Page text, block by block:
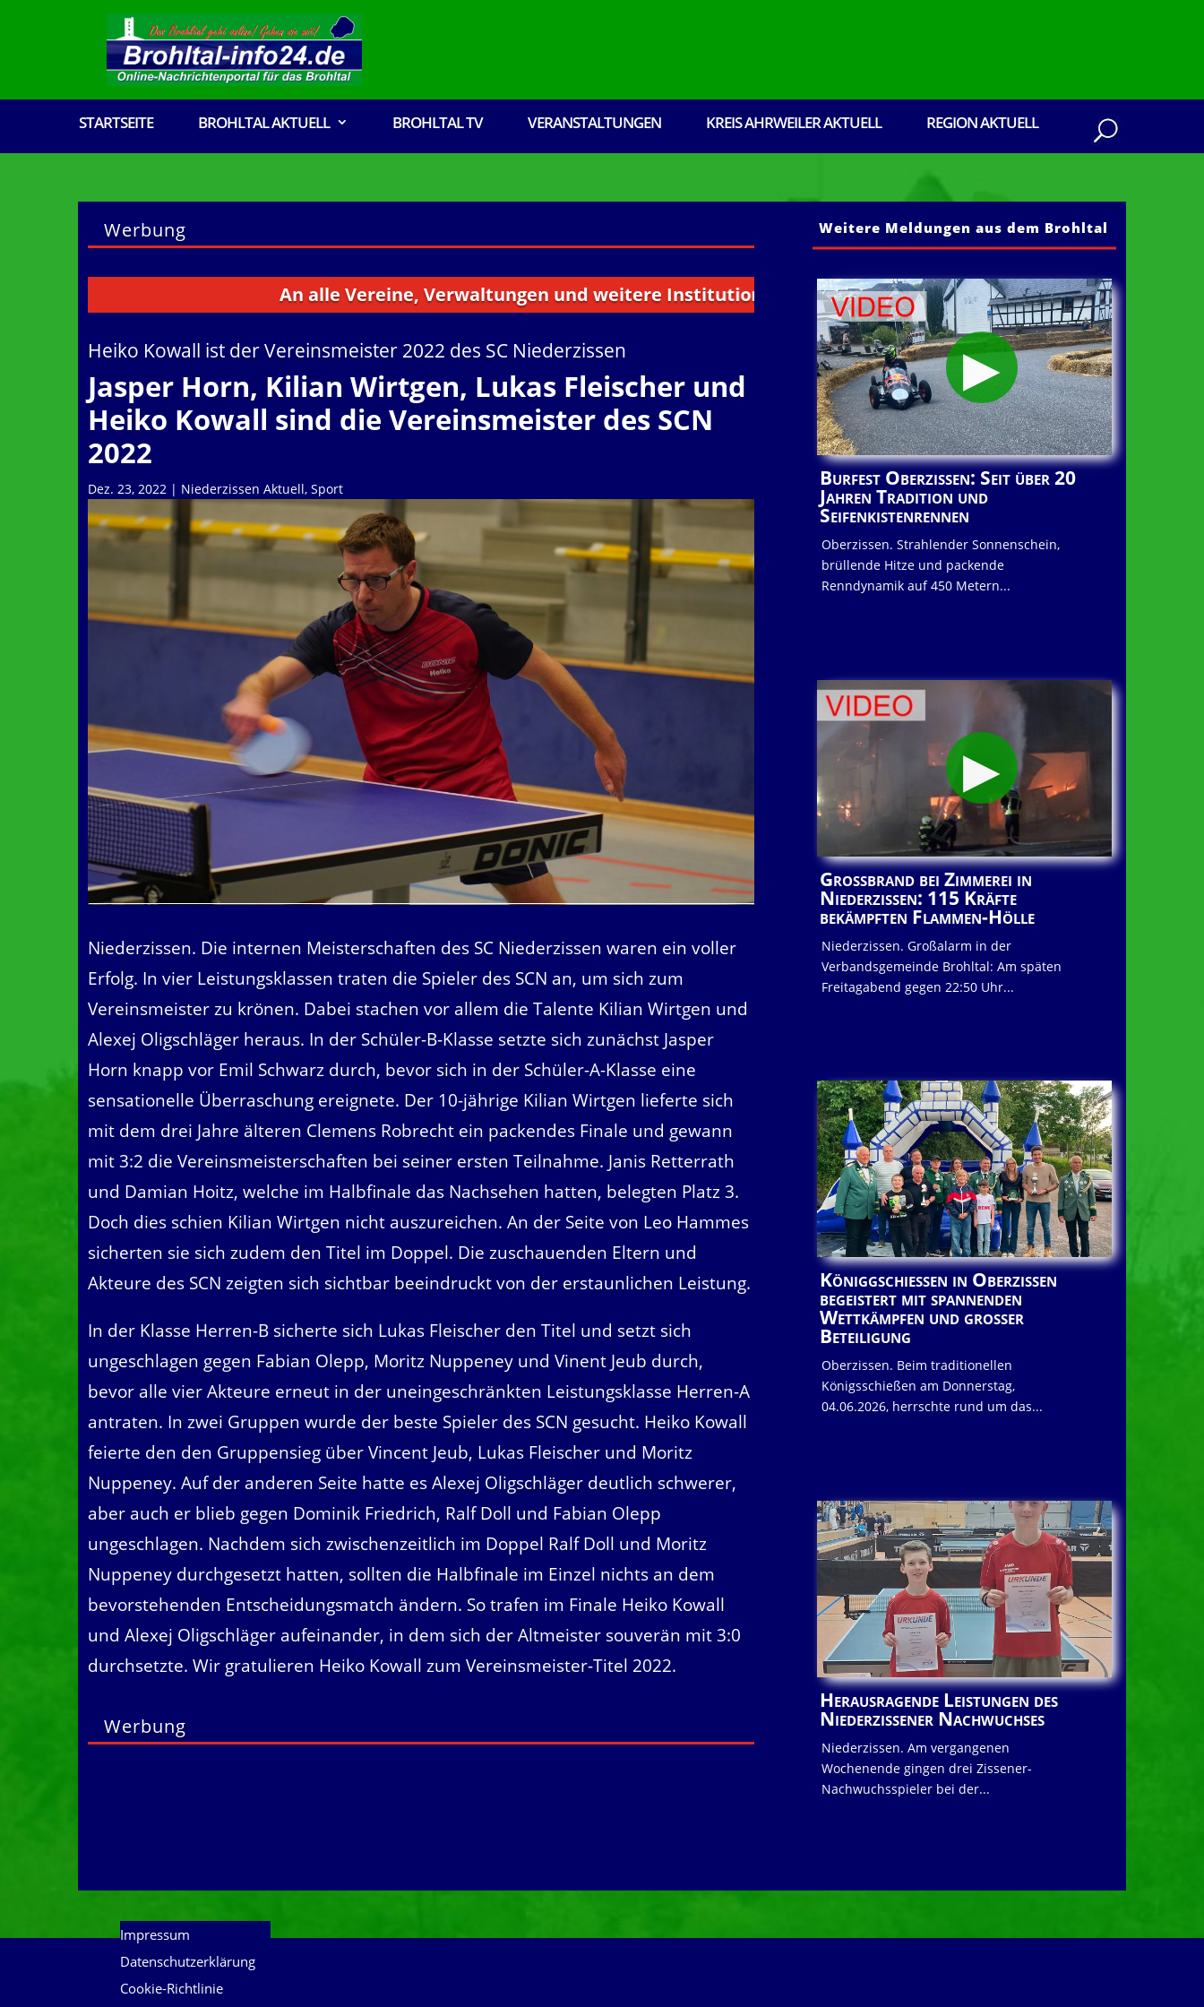
STARTSEITE BROHLTAL AKTUELL BROHLTAL TV VERANSTALTUNGEN KREIS AHRWEILER AKTUELL REGION AKTUELL
Werbung
An alle Vereine, Verwaltungen und weitere Institutionen aus dem Brohltal: Senden Sie ihre Presseberichte,
Heiko Kowall ist der Vereinsmeister 2022 des SC Niederzissen
Jasper Horn, Kilian Wirtgen, Lukas Fleischer und
Heiko Kowall sind die Vereinsmeister des SCN
2022
Dez. 23, 2022 | Niederzissen Aktuell,Sport
Niederzissen. Die internen Meisterschaften des SC Niederzissen waren ein voller
Erfolg. In vier Leistungsklassen traten die Spieler des SCN an, um sich zum
Vereinsmeister zu krönen. Dabei stachen vor allem die Talente Kilian Wirtgen und
Alexej Oligschläger heraus. In der Schüler-B-Klasse setzte sich zunächst Jasper
Horn knapp vor Emil Schwarz durch, bevor sich in der Schüler-A-Klasse eine
sensationelle Überraschung ereignete. Der 10-jährige Kilian Wirtgen lieferte sich
mit dem drei Jahre älteren Clemens Robrecht ein packendes Finale und gewann
mit 3:2 die Vereinsmeisterschaften bei seiner ersten Teilnahme. Janis Retterrath
und Damian Hoitz, welche im Halbfinale das Nachsehen hatten, belegten Platz 3.
Doch dies schien Kilian Wirtgen nicht auszureichen. An der Seite von Leo Hammes
sicherten sie sich zudem den Titel im Doppel. Die zuschauenden Eltern und
Akteure des SCN zeigten sich sichtbar beeindruckt von der erstaunlichen Leistung.
In der Klasse Herren-B sicherte sich Lukas Fleischer den Titel und setzt sich
ungeschlagen gegen Fabian Olepp, Moritz Nuppeney und Vinent Jeub durch,
bevor alle vier Akteure erneut in der uneingeschränkten Leistungsklasse Herren-A
antraten. In zwei Gruppen wurde der beste Spieler des SCN gesucht. Heiko Kowall
feierte den den Gruppensieg über Vincent Jeub, Lukas Fleischer und Moritz
Nuppeney. Auf der anderen Seite hatte es Alexej Oligschläger deutlich schwerer,
aber auch er blieb gegen Dominik Friedrich, Ralf Doll und Fabian Olepp
ungeschlagen. Nachdem sich zwischenzeitlich im Doppel Ralf Doll und Moritz
Nuppeney durchgesetzt hatten, sollten die Halbfinale im Einzel nichts an dem
bevorstehenden Entscheidungsmatch ändern. So trafen im Finale Heiko Kowall
und Alexej Oligschläger aufeinander, in dem sich der Altmeister souverän mit 3:0
durchsetzte. Wir gratulieren Heiko Kowall zum Vereinsmeister-Titel 2022.
Werbung
Weitere Meldungen aus dem Brohltal
Burfest Oberzissen: Seit über 20
Jahren Tradition und
Seifenkistenrennen
Oberzissen. Strahlender Sonnenschein,
brüllende Hitze und packende
Renndynamik auf 450 Metern...
Großbrand bei Zimmerei in
Niederzissen: 115 Kräfte
bekämpften Flammen-Hölle
Niederzissen. Großalarm in der
Verbandsgemeinde Brohltal: Am späten
Freitagabend gegen 22:50 Uhr...
Königgschießen in Oberzissen
begeistert mit spannenden
Wettkämpfen und großer
Beteiligung
Oberzissen. Beim traditionellen
Königsschießen am Donnerstag,
04.06.2026, herrschte rund um das...
Herausragende Leistungen des
Niederzissener Nachwuchses
Niederzissen. Am vergangenen
Wochenende gingen drei Zissener-
Nachwuchsspieler bei der...
Impressum
Datenschutzerklärung
Cookie-Richtlinie